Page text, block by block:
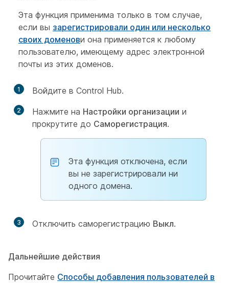
Эта функция применима только в том случае,
если вы зарегистрировали один или несколько
своих доменови она применяется к любому
пользователю, имеющему адрес электронной
почты из этих доменов.
1 Войдите в Control Hub.
2 Нажмите на Настройки организации и
прокрутите до Саморегистрация.
Эта функция отключена, если
вы не зарегистрировали ни
одного домена.
3 Отключить саморегистрацию Выкл.
Дальнейшие действия
Прочитайте Способы добавления пользователей в